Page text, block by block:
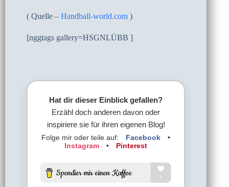
( Quelle – Handball-world.com )
[nggtags gallery=HSGNLÜBB ]
Hat dir dieser Einblick gefallen?
Erzähl doch anderen davon oder
inspiriere sie für ihren eigenen Blog!
Folge mir oder teile auf: Facebook
•
Instagram
• Pinterest